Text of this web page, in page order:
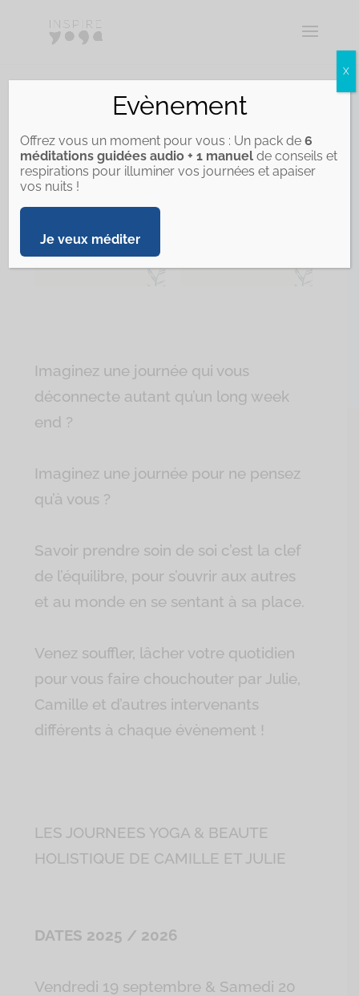
JOURNÉE BIEN-ÊTRE
Imaginez une journée qui vous
déconnecte autant qu’un long week
end ?
Imaginez une journée pour ne pensez
qu’à vous ?
Savoir prendre soin de soi c’est la clef
de l’équilibre, pour s’ouvrir aux autres
et au monde en se sentant à sa place.
Venez souffler, lâcher votre quotidien
pour vous faire chouchouter par Julie,
Camille et d’autres intervenants
différents à chaque évènement !
LES JOURNEES YOGA & BEAUTE
HOLISTIQUE DE CAMILLE ET JULIE
DATES 2025 / 2026
Vendredi 19 septembre & Samedi 20
Evènement
Offrez vous un moment pour vous : Un pack de6
méditations guidées audio + 1 manuel de conseils et
respirations pour illuminer vos journées et apaiser
vos nuits !
Je veux méditer
X